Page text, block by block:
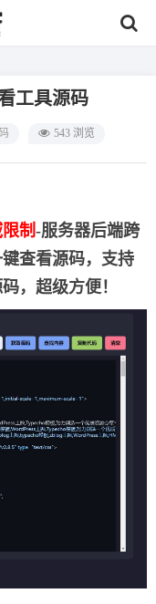
工具源码
543 浏览
制-服务器后端跨
查看源码，支持
，超级方便！